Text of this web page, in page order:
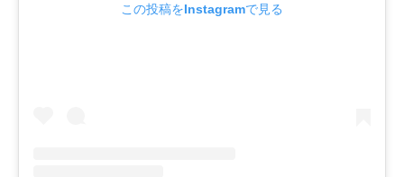
この投稿をInstagramで見る